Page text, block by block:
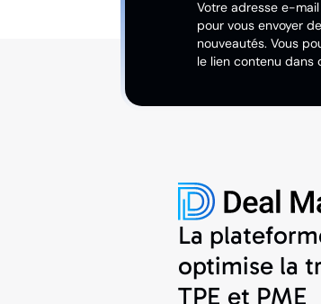
Votre adresse e-
pour vous envoyer
nouveautés. Vous
le lien contenu dans
La
optimise la
TPE et PME